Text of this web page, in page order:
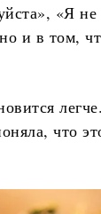
«Я
и в том,
что